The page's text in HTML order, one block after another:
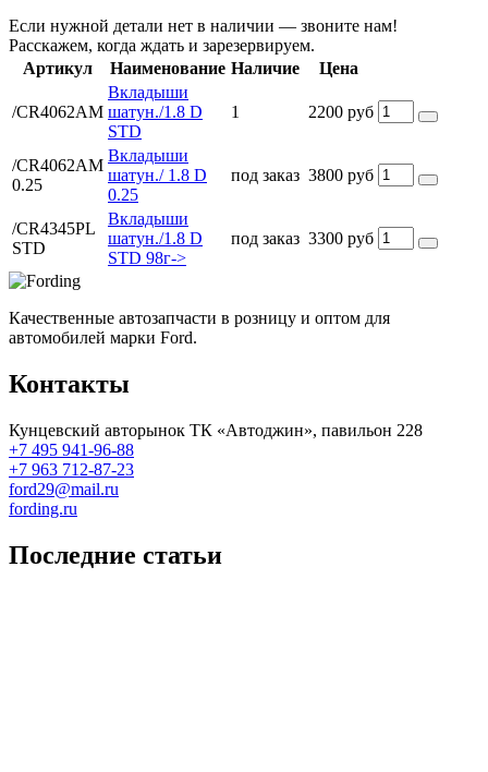
Если нужной детали нет в наличии — звоните нам!
Расскажем, когда ждать и зарезервируем.
Артикул
Наименование Наличие Цена
/CR4062AM
Вкладыши
шатун./1.8 D
STD
1 2200 руб
/CR4062AM
0.25
Вкладыши
шатун./ 1.8 D
0.25
под заказ 3800 руб
/CR4345PL
STD
Вкладыши
шатун./1.8 D
STD 98г->
под заказ 3300 руб
Качественные автозапчасти в розницу и оптом для
автомобилей марки Ford.
Контакты
Кунцевский авторынок ТК «Автоджин», павильон 228
+7 495 941-96-88
+7 963 712-87-23
ford29@mail.ru
fording.ru
Последние статьи